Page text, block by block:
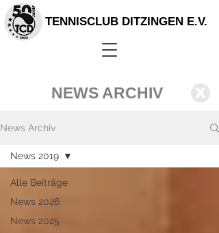
TENNISCLUB DITZINGEN E.V.
NEWS ARCHIV X
News Archiv
Alle Beiträge
News 2026
News 2025
News 2019